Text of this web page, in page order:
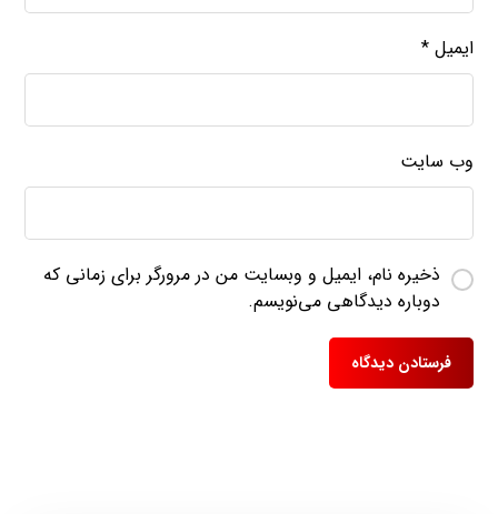
ایمیل*
وب‌ سایت
ذخیره نام، ایمیل و وبسایت من در مرورگر برای زمانی که
دوباره دیدگاهی می‌نویسم.